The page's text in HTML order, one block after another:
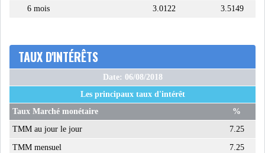
6 mois 3.0122 3.5149
TAUX D'INTÉRÊTS
Date: 06/08/2018
Les principaux taux d'intérêt
Taux Marché monétaire
%
TMM au jour le jour
7.25
TMM mensuel
7.25